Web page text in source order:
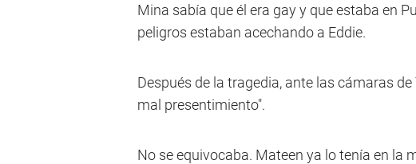
Mina sabía que él era gay y que estaba en
peligros estaban acechando a Eddie.
Después de la tragedia, ante las cámaras
mal presentimiento".
No se equivocaba. Mateen ya lo tenía en la